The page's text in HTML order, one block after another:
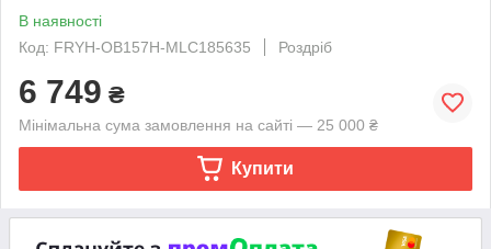
В наявності
Код: FRYH-OB157H-MLC185635
Роздріб
6 749 ₴
Мінімальна сума замовлення на сайті — 25 000 ₴
Купити